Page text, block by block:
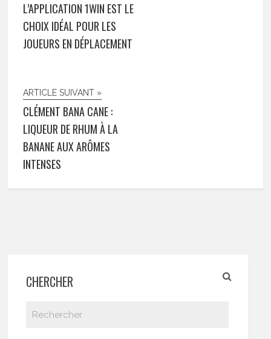
L’APPLICATION 1WIN EST LE
CHOIX IDÉAL POUR LES
JOUEURS EN DÉPLACEMENT
ARTICLE SUIVANT »
CLÉMENT BANA CANE :
LIQUEUR DE RHUM À LA
BANANE AUX ARÔMES
INTENSES
CHERCHER